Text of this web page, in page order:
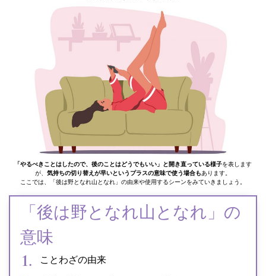
「やるべきことはしたので、後のことはどうでもいい」と開き直っている様子を表します
が、 気持ちの切り替えが早いというプラスの意味で使う場合もあります。
ここでは、「後は野となれ山となれ」の由来や使用するシーンをみていきましょう。
「後は野となれ山となれ」の
意味
ことわざの由来